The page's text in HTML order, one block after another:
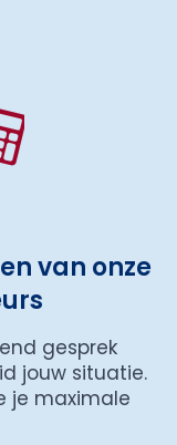
van onze
gesprek
jouw situatie.
je maximale